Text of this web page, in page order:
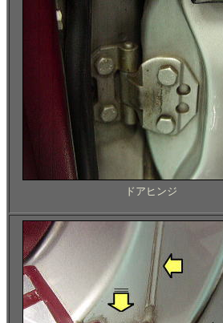
ドアヒンジ